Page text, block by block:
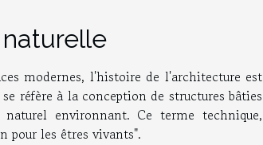
modernes, l'histoire de l'architecture est
réfère à la conception de structures bâties
environnant. Ce terme technique,
pour les êtres vivants".